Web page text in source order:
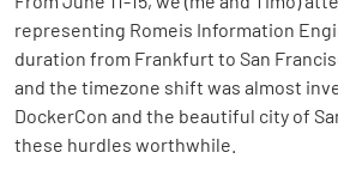
representing Romeis Information
duration from Frankfurt to San
and the timezone shift was almost
DockerCon and the beautiful city of
these hurdles worthwhile.